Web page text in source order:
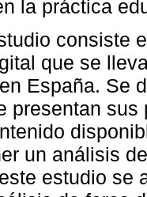
la práctica
consiste
que se
España. Se
presentan
un análisis
estudio se